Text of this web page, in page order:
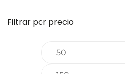
Filtrar por precio
Precio